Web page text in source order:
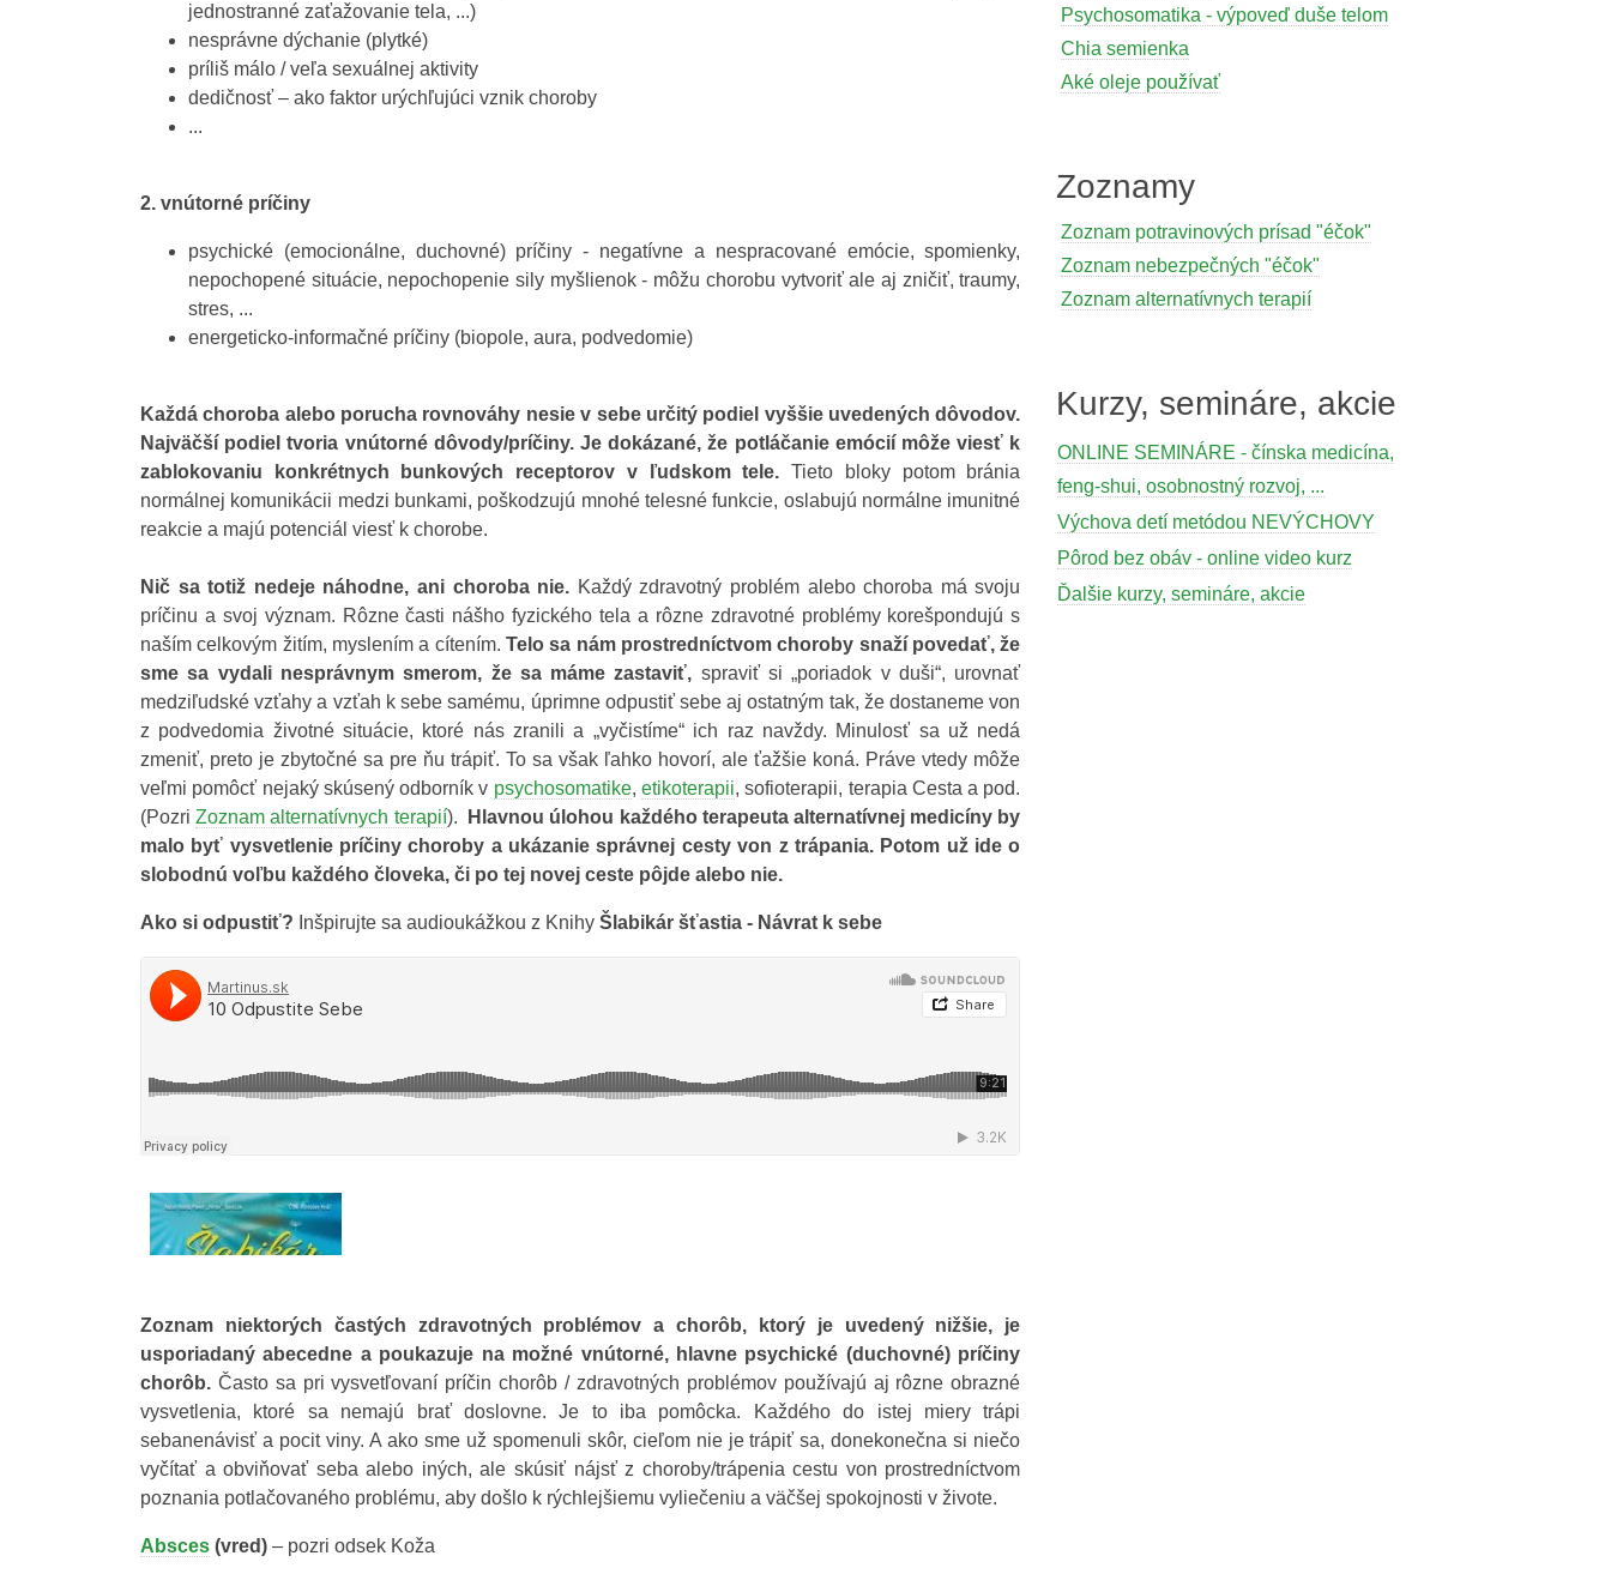
jednostranné zaťažovanie tela, ...)
nesprávne dýchanie (plytké)
príliš málo / veľa sexuálnej aktivity
dedičnosť – ako faktor urýchľujúci vznik choroby
...
2. vnútorné príčiny
psychické (emocionálne, duchovné) príčiny - negatívne a nespracované emócie, spomienky,
nepochopené situácie, nepochopenie sily myšlienok - môžu chorobu vytvoriť ale aj zničiť, traumy,
stres, ...
energeticko-informačné príčiny (biopole, aura, podvedomie)
Každá choroba alebo porucha rovnováhy nesie v sebe určitý podiel vyššie uvedených dôvodov.
Najväčší podiel tvoria vnútorné dôvody/príčiny. Je dokázané, že potláčanie emócií môže viesť k
zablokovaniu konkrétnych bunkových receptorov v ľudskom tele. Tieto bloky potom bránia
normálnej komunikácii medzi bunkami, poškodzujú mnohé telesné funkcie, oslabujú normálne imunitné
reakcie a majú potenciál viesť k chorobe.
Nič sa totiž nedeje náhodne, ani choroba nie. Každý zdravotný problém alebo choroba má svoju
príčinu a svoj význam. Rôzne časti nášho fyzického tela a rôzne zdravotné problémy korešpondujú s
naším celkovým žitím, myslením a cítením. Telo sa nám prostredníctvom choroby snaží povedať, že
sme sa vydali nesprávnym smerom, že sa máme zastaviť, spraviť si „poriadok v duši“, urovnať
medziľudské vzťahy a vzťah k sebe samému, úprimne odpustiť sebe aj ostatným tak, že dostaneme von
z podvedomia životné situácie, ktoré nás zranili a „vyčistíme“ ich raz navždy. Minulosť sa už nedá
zmeniť, preto je zbytočné sa pre ňu trápiť. To sa však ľahko hovorí, ale ťažšie koná. Práve vtedy môže
veľmi pomôcť nejaký skúsený odborník v psychosomatike, etikoterapii, sofioterapii, terapia Cesta a pod.
(PozriZoznam alternatívnych terapií).
Hlavnou úlohou každého terapeuta alternatívnej medicíny by
malo byť vysvetlenie príčiny choroby a ukázanie správnej cesty von z trápania. Potom už ide o
slobodnú voľbu každého človeka, či po tej novej ceste pôjde alebo nie.
Ako si odpustiť? Inšpirujte sa audioukážkou z Knihy Šlabikár šťastia - Návrat k sebe
Zoznam niektorých častých zdravotných problémov a chorôb, ktorý je uvedený nižšie, je
usporiadaný abecedne a poukazuje na možné vnútorné, hlavne psychické (duchovné) príčiny
chorôb. Často sa pri vysvetľovaní príčin chorôb / zdravotných problémov používajú aj rôzne obrazné
vysvetlenia, ktoré sa nemajú brať doslovne. Je to iba pomôcka. Každého do istej miery trápi
sebanenávisť a pocit viny. A ako sme už spomenuli skôr, cieľom nie je trápiť sa, donekonečna si niečo
vyčítať a obviňovať seba alebo iných, ale skúsiť nájsť z choroby/trápenia cestu von prostredníctvom
poznania potlačovaného problému, aby došlo k rýchlejšiemu vyliečeniu a väčšej spokojnosti v živote.
Absces (vred) – pozri odsek Koža
Psychosomatika - výpoveď duše telom
Chia semienka
Aké oleje používať
Zoznamy
Zoznam potravinových prísad "éčok"
Zoznam nebezpečných "éčok"
Zoznam alternatívnych terapií
Kurzy, semináre, akcie
Ďalšie kurzy, semináre, akcie
ONLINE SEMINÁRE - čínska medicína,
feng-shui, osobnostný rozvoj, ...
Výchova detí metódou NEVÝCHOVY
Pôrod bez obáv - online video kurz